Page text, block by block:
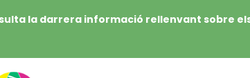
la darrera informació rellenvant sobre